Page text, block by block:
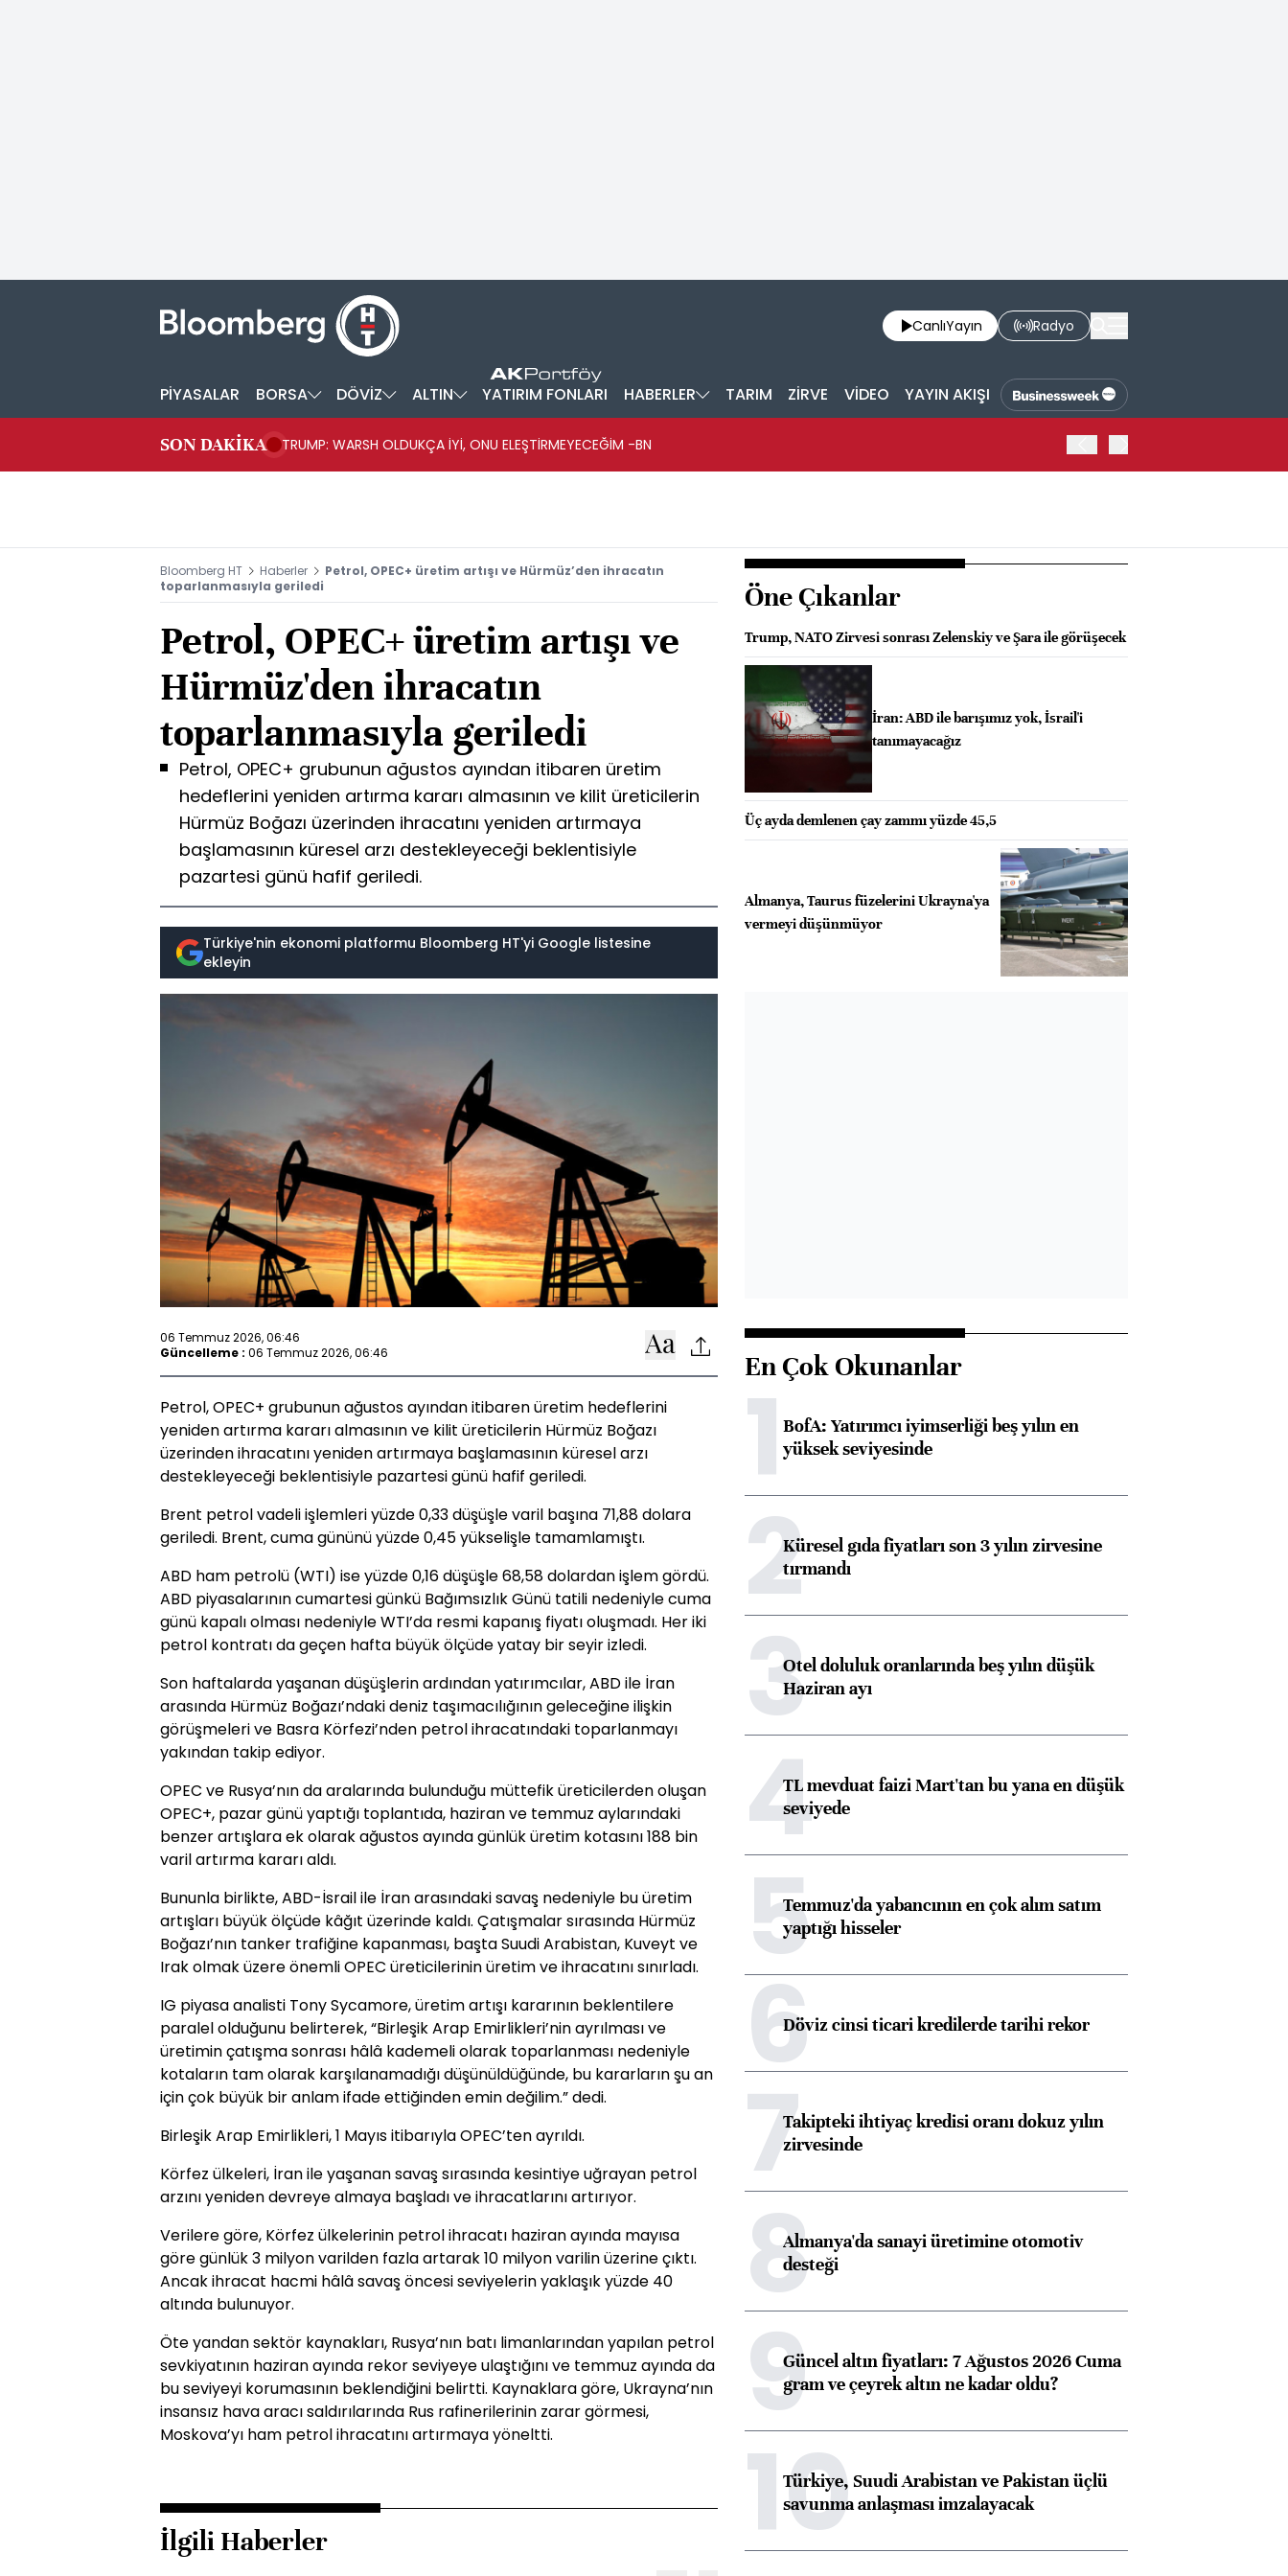
CanlıYayın Radyo
PİYASALAR BORSA DÖVİZ ALTIN YATIRIM FONLARI HABERLER TARIM ZİRVE VİDEO YAYIN AKIŞI
SON DAKİKA TRUMP: WARSH OLDUKÇA İYİ, ONU ELEŞTİRMEYECEĞİM -BN
Bloomberg HT Haberler
Petrol, OPEC+ üretim artışı ve Hürmüz’den ihracatın
toparlanmasıyla geriledi
Petrol, OPEC+ üretim artışı ve
Hürmüz'den ihracatın
toparlanmasıyla geriledi
Petrol, OPEC+ grubunun ağustos ayından itibaren üretim
hedeflerini yeniden artırma kararı almasının ve kilit üreticilerin
Hürmüz Boğazı üzerinden ihracatını yeniden artırmaya
başlamasının küresel arzı destekleyeceği beklentisiyle
pazartesi günü hafif geriledi.
Türkiye'nin ekonomi platformu Bloomberg HT'yi Google listesine
ekleyin
06 Temmuz 2026, 06:46
Güncelleme : 06 Temmuz 2026, 06:46
Petrol, OPEC+ grubunun ağustos ayından itibaren üretim hedeflerini
yeniden artırma kararı almasının ve kilit üreticilerin Hürmüz Boğazı
üzerinden ihracatını yeniden artırmaya başlamasının küresel arzı
destekleyeceği beklentisiyle pazartesi günü hafif geriledi.
Brent petrol vadeli işlemleri yüzde 0,33 düşüşle varil başına 71,88 dolara
geriledi. Brent, cuma gününü yüzde 0,45 yükselişle tamamlamıştı.
ABD ham petrolü (WTI) ise yüzde 0,16 düşüşle 68,58 dolardan işlem gördü.
ABD piyasalarının cumartesi günkü Bağımsızlık Günü tatili nedeniyle cuma
günü kapalı olması nedeniyle WTI’da resmi kapanış fiyatı oluşmadı. Her iki
petrol kontratı da geçen hafta büyük ölçüde yatay bir seyir izledi.
Son haftalarda yaşanan düşüşlerin ardından yatırımcılar, ABD ile İran
arasında Hürmüz Boğazı’ndaki deniz taşımacılığının geleceğine ilişkin
görüşmeleri ve Basra Körfezi’nden petrol ihracatındaki toparlanmayı
yakından takip ediyor.
OPEC ve Rusya’nın da aralarında bulunduğu müttefik üreticilerden oluşan
OPEC+, pazar günü yaptığı toplantıda, haziran ve temmuz aylarındaki
benzer artışlara ek olarak ağustos ayında günlük üretim kotasını 188 bin
varil artırma kararı aldı.
Bununla birlikte, ABD-İsrail ile İran arasındaki savaş nedeniyle bu üretim
artışları büyük ölçüde kâğıt üzerinde kaldı. Çatışmalar sırasında Hürmüz
Boğazı’nın tanker trafiğine kapanması, başta Suudi Arabistan, Kuveyt ve
Irak olmak üzere önemli OPEC üreticilerinin üretim ve ihracatını sınırladı.
IG piyasa analisti Tony Sycamore, üretim artışı kararının beklentilere
paralel olduğunu belirterek, “Birleşik Arap Emirlikleri’nin ayrılması ve
üretimin çatışma sonrası hâlâ kademeli olarak toparlanması nedeniyle
kotaların tam olarak karşılanamadığı düşünüldüğünde, bu kararların şu an
için çok büyük bir anlam ifade ettiğinden emin değilim.” dedi.
Birleşik Arap Emirlikleri, 1 Mayıs itibarıyla OPEC’ten ayrıldı.
Körfez ülkeleri, İran ile yaşanan savaş sırasında kesintiye uğrayan petrol
arzını yeniden devreye almaya başladı ve ihracatlarını artırıyor.
Verilere göre, Körfez ülkelerinin petrol ihracatı haziran ayında mayısa
göre günlük 3 milyon varilden fazla artarak 10 milyon varilin üzerine çıktı.
Ancak ihracat hacmi hâlâ savaş öncesi seviyelerin yaklaşık yüzde 40
altında bulunuyor.
Öte yandan sektör kaynakları, Rusya’nın batı limanlarından yapılan petrol
sevkiyatının haziran ayında rekor seviyeye ulaştığını ve temmuz ayında da
bu seviyeyi korumasının beklendiğini belirtti. Kaynaklara göre, Ukrayna’nın
insansız hava aracı saldırılarında Rus rafinerilerinin zarar görmesi,
Moskova’yı ham petrol ihracatını artırmaya yöneltti.
İlgili Haberler
Öne Çıkanlar
Trump, NATO Zirvesi sonrası Zelenskiy ve Şara ile görüşecek
İran: ABD ile barışımız yok, İsrail'i
tanımayacağız
Üç ayda demlenen çay zammı yüzde 45,5
Almanya, Taurus füzelerini Ukrayna'ya
vermeyi düşünmüyor
En Çok Okunanlar
1BofA: Yatırımcı iyimserliği beş yılın en
yüksek seviyesinde
2Küresel gıda fiyatları son 3 yılın zirvesine
tırmandı
3Otel doluluk oranlarında beş yılın düşük
Haziran ayı
4TL mevduat faizi Mart'tan bu yana en düşük
seviyede
5Temmuz'da yabancının en çok alım satım
yaptığı hisseler
6Döviz cinsi ticari kredilerde tarihi rekor
7Takipteki ihtiyaç kredisi oranı dokuz yılın
zirvesinde
8Almanya'da sanayi üretimine otomotiv
desteği
9Güncel altın fiyatları: 7 Ağustos 2026 Cuma
gram ve çeyrek altın ne kadar oldu?
10
Türkiye, Suudi Arabistan ve Pakistan üçlü
savunma anlaşması imzalayacak